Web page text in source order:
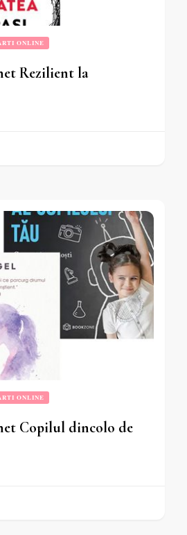
ONLINE
Rezilient la
ONLINE
Copilul dincolo de